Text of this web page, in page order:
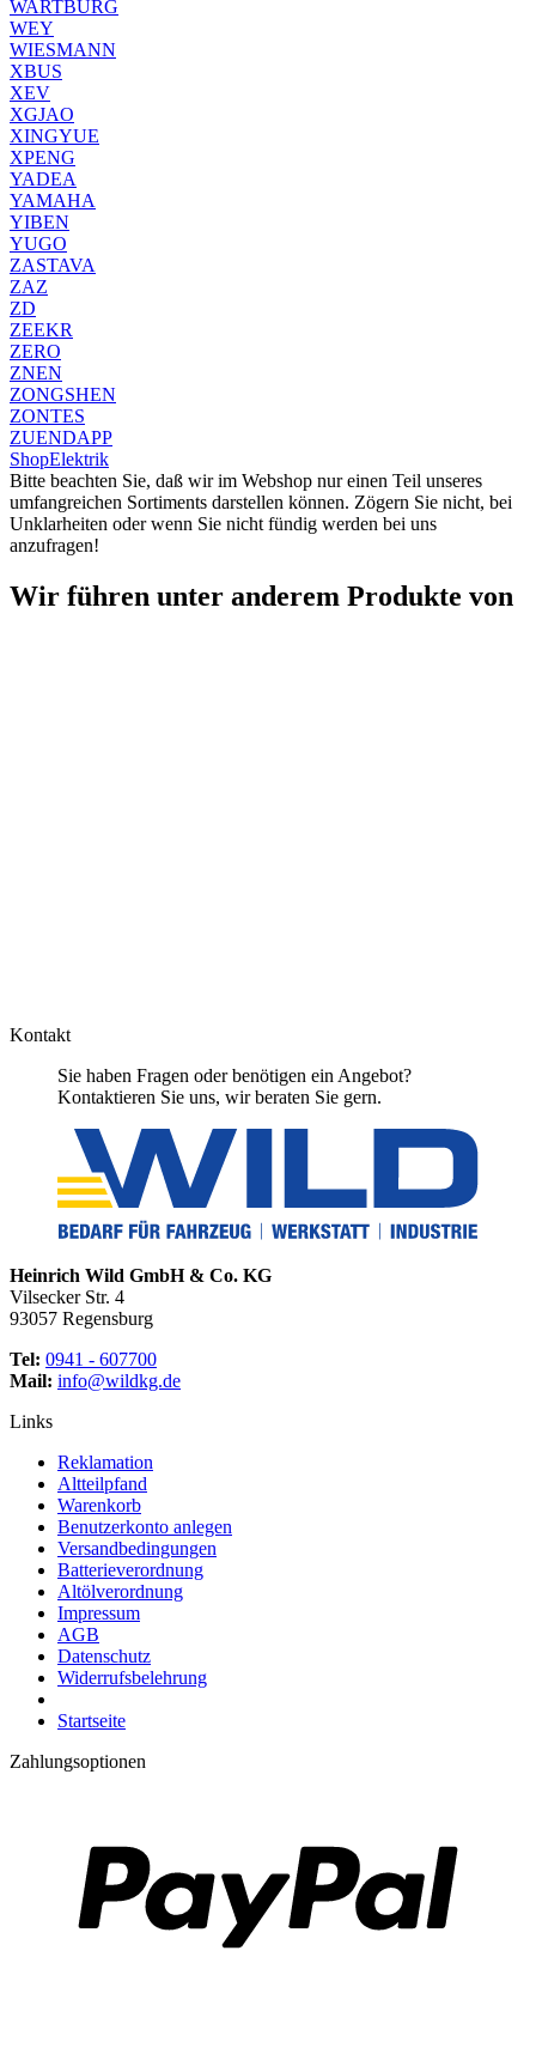
WARTBURG
WEY
WIESMANN
XBUS
XEV
XGJAO
XINGYUE
XPENG
YADEA
YAMAHA
YIBEN
YUGO
ZASTAVA
ZAZ
ZD
ZEEKR
ZERO
ZNEN
ZONGSHEN
ZONTES
ZUENDAPP
ShopElektrik
Bitte beachten Sie, daß wir im Webshop nur einen Teil unseres
umfangreichen Sortiments darstellen können. Zögern Sie nicht, bei
Unklarheiten oder wenn Sie nicht fündig werden bei uns
anzufragen!
Wir führen unter anderem Produkte von
Kontakt
Sie haben Fragen oder benötigen ein Angebot?
Kontaktieren Sie uns, wir beraten Sie gern.
Heinrich Wild GmbH & Co. KG
Vilsecker Str. 4
93057 Regensburg
Tel: 0941 - 607700
Mail: info@wildkg.de
Links
Reklamation
Altteilpfand
Warenkorb
Benutzerkonto anlegen
Versandbedingungen
Batterieverordnung
Altölverordnung
Impressum
AGB
Datenschutz
Widerrufsbelehrung
Startseite
Zahlungsoptionen